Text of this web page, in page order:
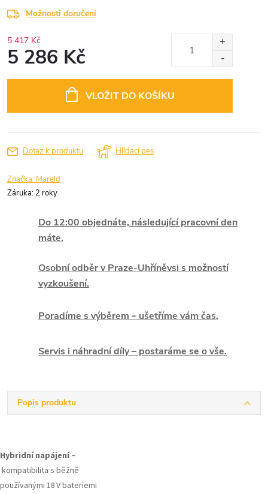
Možnosti doručení
5 417 Kč
5 286 Kč
VLOŽIT DO KOŠÍKU
Dotaz k produktu Hlídací pes
Značka: Mareld
Záruka: 2 roky
Do 12:00 objednáte, následující pracovní den
máte.
Osobní odběr v Praze-Uhříněvsi s možností
vyzkoušení.
Poradíme s výběrem – ušetříme vám čas.
Servis i náhradní díly – postaráme se o vše.
Popis produktu
Hybridní napájení –
kompatibilita s běžně
používanými 18 V bateriemi